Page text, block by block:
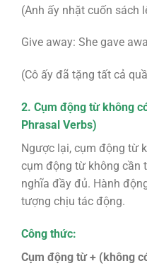
(Anh ấy nhặt cuốn sách
Give away: She gave
(Cô ấy đã tặng tất cả
2. Cụm động từ không
Phrasal Verbs)
Ngược lại, cụm động từ
cụm động từ không cần
nghĩa đầy đủ. Hành
tượng chịu tác động.
Công thức:
Cụm động từ + (không